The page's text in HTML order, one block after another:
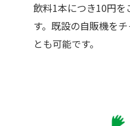
飲料1本につき10円
す。既設の自販機を
とも可能です。